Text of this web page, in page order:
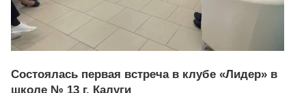
Состоялась первая встреча в клубе «Лидер» в
школе № 13 г. Калуги